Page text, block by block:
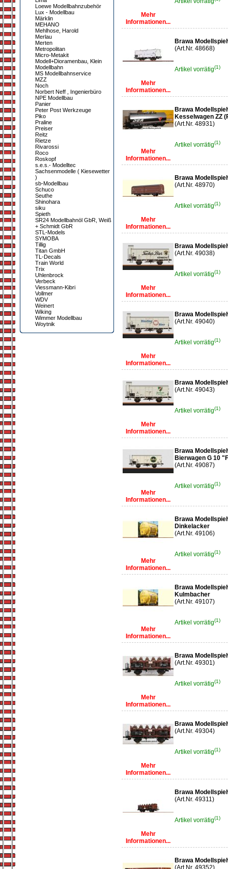
Loewe Modellbahnzubehör
Lux - Modellbau
Märklin
MEHANO
Mehlhose, Harold
Merlau
Merten
Metropolitan
Micro-Metakit
Modell+Dioramenbau, Klein
Modellbahn
MS Modellbahnservice
MZZ
Noch
Norbert Neff , Ingenierbüro
NPE Modellbau
Panier
Peter Post Werkzeuge
Piko
Praline
Preiser
Reitz
Rietze
Rivarossi
Roco
Roskopf
s.e.s.- Modelltec
Sachsenmodelle ( Kiesewetter
)
sb-Modellbau
Schuco
Seuthe
Shinohara
siku
Spieth
SR24 Modellbahnöl GbR, Weiß
+ Schmidt GbR
STL-Models
SYMOBA
Tillig
Titan GmbH
TL-Decals
Train World
Trix
Uhlenbrock
Verbeck
Viessmann-Kibri
Vollmer
WDV
Weinert
Wiking
Wimmer Modellbau
Woytnik
Mehr
Informationen...
Mehr
Informationen...
Brawa
(Art.Nr. 48668)
Artikel vorrätig(1)
Mehr
Informationen...
Brawa
Kesselwagen ZZ
(Art.Nr. 48931)
Artikel vorrätig(1)
Mehr
Informationen...
Brawa
(Art.Nr. 48970)
Artikel vorrätig(1)
Mehr
Informationen...
Brawa
(Art.Nr. 49038)
Artikel vorrätig(1)
Mehr
Informationen...
Brawa
(Art.Nr. 49040)
Artikel vorrätig(1)
Mehr
Informationen...
Brawa
(Art.Nr. 49043)
Artikel vorrätig(1)
Mehr
Informationen...
Brawa
Bierwagen G 10
(Art.Nr. 49087)
Artikel vorrätig(1)
Mehr
Informationen...
Brawa
Dinkelacker
(Art.Nr. 49106)
Artikel vorrätig(1)
Mehr
Informationen...
Brawa
Kulmbacher
(Art.Nr. 49107)
Artikel vorrätig(1)
Mehr
Informationen...
Brawa
(Art.Nr. 49301)
Artikel vorrätig(1)
Mehr
Informationen...
Brawa
(Art.Nr. 49304)
Artikel vorrätig(1)
Mehr
Informationen...
Brawa
(Art.Nr. 49311)
Artikel vorrätig(1)
Brawa
(Art.Nr. 49352)